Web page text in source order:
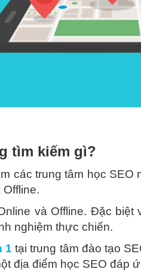
tìm kiếm gì?
các trung tâm học SEO
và Offline. Đặc
nghiệm thực chiến.
1 tại trung tâm đào tạo
địa điểm học SEO đáp